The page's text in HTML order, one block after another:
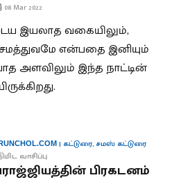
08 Mar 2022
இயலாத வகையிலும்,
என்பதை இனியும்
அளவிலும் இந்த நாட்டின்
| கட்டுரை, சமஸ் கட்டுரை
வாசிப்பு
பிரகடனம்